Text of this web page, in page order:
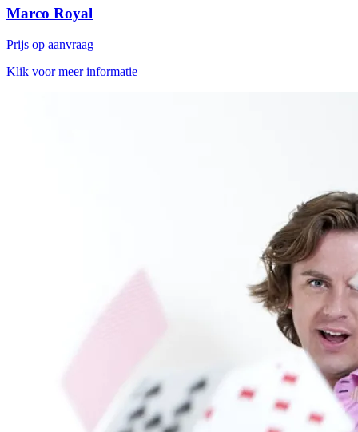
Marco Royal
Prijs op aanvraag
Klik voor meer informatie